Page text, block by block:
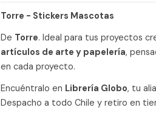
Torre - Stickers Mascotas
De Torre. Ideal para tus proyectos
artículos de arte y papelería,
en cada proyecto.
Encuéntralo en Librería Globo, tu
Despacho a todo Chile y retiro en